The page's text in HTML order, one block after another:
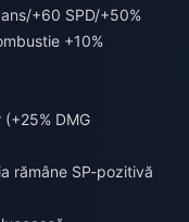
+60 SPD/+50%
+10%
DMG
rămâne SP-pozitivă